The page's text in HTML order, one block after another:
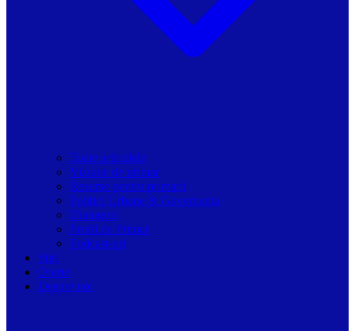
Toate articolele
Viziune de primar
Resurse pentru primarii
Politici Urbane & Guvernanta
Dialoguri
Profil de Primar
Podcast-uri
Stiri
Oferte
Despre noi